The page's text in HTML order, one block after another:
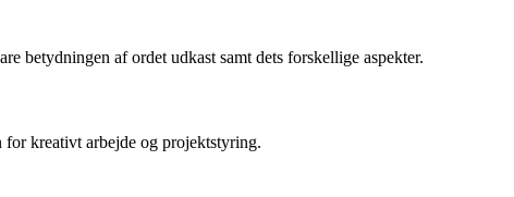
betydningen af ordet udkast samt dets forskellige aspekter.
for kreativt arbejde og projektstyring.